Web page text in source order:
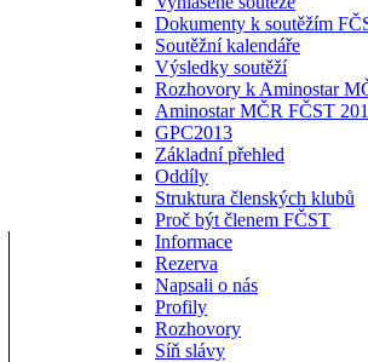
Dokumenty k soutěžím
Soutěžní kalendáře
Výsledky soutěží
Rozhovory k Aminostar
Aminostar MČR FČST
GPC2013
Základní přehled
Oddíly
Struktura členských klubů
Proč být členem FČST
Informace
Rezerva
Napsali o nás
Profily
Rozhovory
Síň slávy